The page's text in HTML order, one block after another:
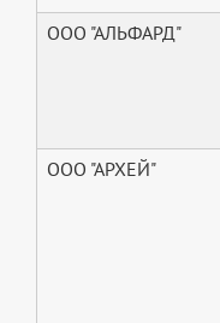
ООО "АЛЬФАРД"
ООО "АРХЕЙ"